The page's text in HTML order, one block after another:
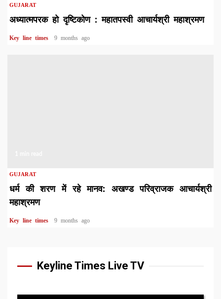
GUJARAT
अध्यात्मपरक हो दृष्टिकोण : महातपस्वी आचार्यश्री महाश्रमण
Key line times 9 months ago
GUJARAT
धर्म की शरण में रहे मानव: अखण्ड परिव्राजक आचार्यश्री
महाश्रमण
Key line times 9 months ago
Keyline Times Live TV